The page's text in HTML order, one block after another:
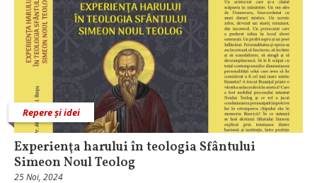
Repere și idei
Experienţa harului în teologia Sfântului
Simeon Noul Teolog
25 Noi, 2024